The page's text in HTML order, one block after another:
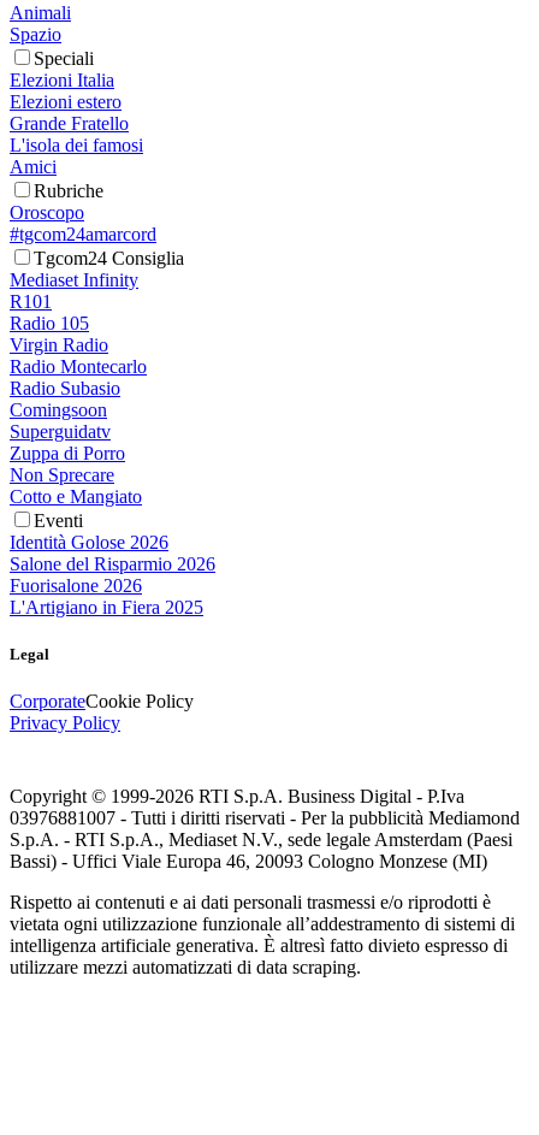
Animali
Spazio
Speciali
Elezioni Italia
Elezioni estero
Grande Fratello
L'isola dei famosi
Amici
Rubriche
Oroscopo
#tgcom24amarcord
Tgcom24 Consiglia
Mediaset Infinity
R101
Radio 105
Virgin Radio
Radio Montecarlo
Radio Subasio
Comingsoon
Superguidatv
Zuppa di Porro
Non Sprecare
Cotto e Mangiato
Eventi
Identità Golose 2026
Salone del Risparmio 2026
Fuorisalone 2026
L'Artigiano in Fiera 2025
Legal
CorporateCookie Policy
Privacy Policy
Copyright © 1999-2026 RTI S.p.A. Business Digital - P.Iva
03976881007 - Tutti i diritti riservati - Per la pubblicità Mediamond
S.p.A. - RTI S.p.A., Mediaset N.V., sede legale Amsterdam (Paesi
Bassi) - Uffici Viale Europa 46, 20093 Cologno Monzese (MI)
Rispetto ai contenuti e ai dati personali trasmessi e/o riprodotti è
vietata ogni utilizzazione funzionale all’addestramento di sistemi di
intelligenza artificiale generativa. È altresì fatto divieto espresso di
utilizzare mezzi automatizzati di data scraping.